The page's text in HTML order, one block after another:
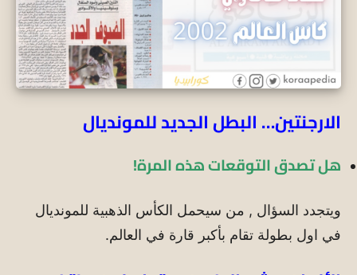
الارجنتين… البطل الجديد للمونديال
هل تصدق التوقعات هذه المرة!
ويتجدد السؤال , من سيحمل الكأس الذهبية للمونديال
في اول بطولة تقام بأكبر قارة في العالم.